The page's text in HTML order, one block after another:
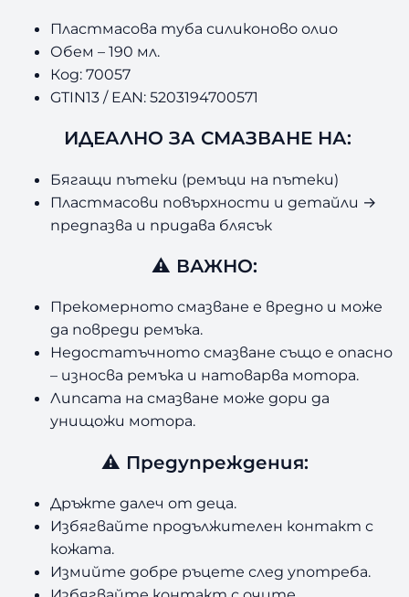
Пластмасова туба силиконово олио
Обем – 190 мл.
Код: 70057
GTIN13 / EAN: 5203194700571
ИДЕАЛНО ЗА СМАЗВАНЕ НА:
Бягащи пътеки (ремъци на пътеки)
Пластмасови повърхности и детайли →
предпазва и придава блясък
⚠ ВАЖНО:
Прекомерното смазване е вредно и може
да повреди ремъка.
Недостатъчното смазване също е опасно
– износва ремъка и натоварва мотора.
Липсата на смазване може дори да
унищожи мотора.
⚠ Предупреждения:
Дръжте далеч от деца.
Избягвайте продължителен контакт с
кожата.
Измийте добре ръцете след употреба.